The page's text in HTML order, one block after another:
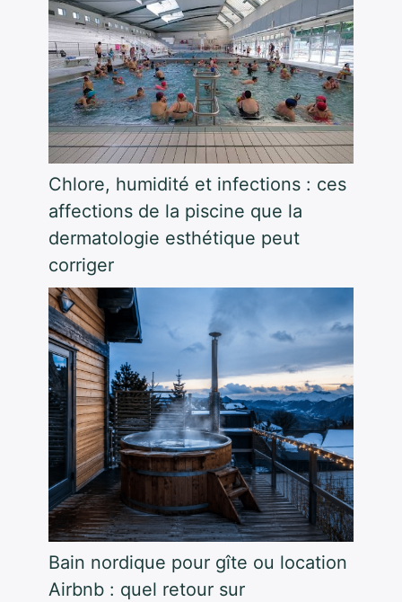
Chlore, humidité et infections : ces
affections de la piscine que la
dermatologie esthétique peut
corriger
Bain nordique pour gîte ou location
Airbnb : quel retour sur